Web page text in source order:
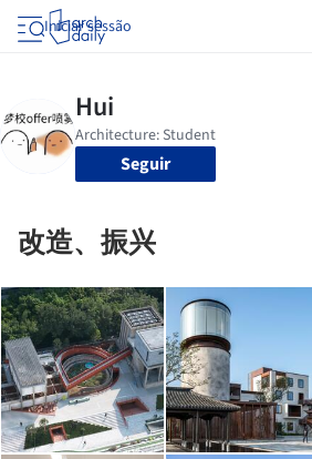
Iniciar sessão
Seguir
改造、振兴